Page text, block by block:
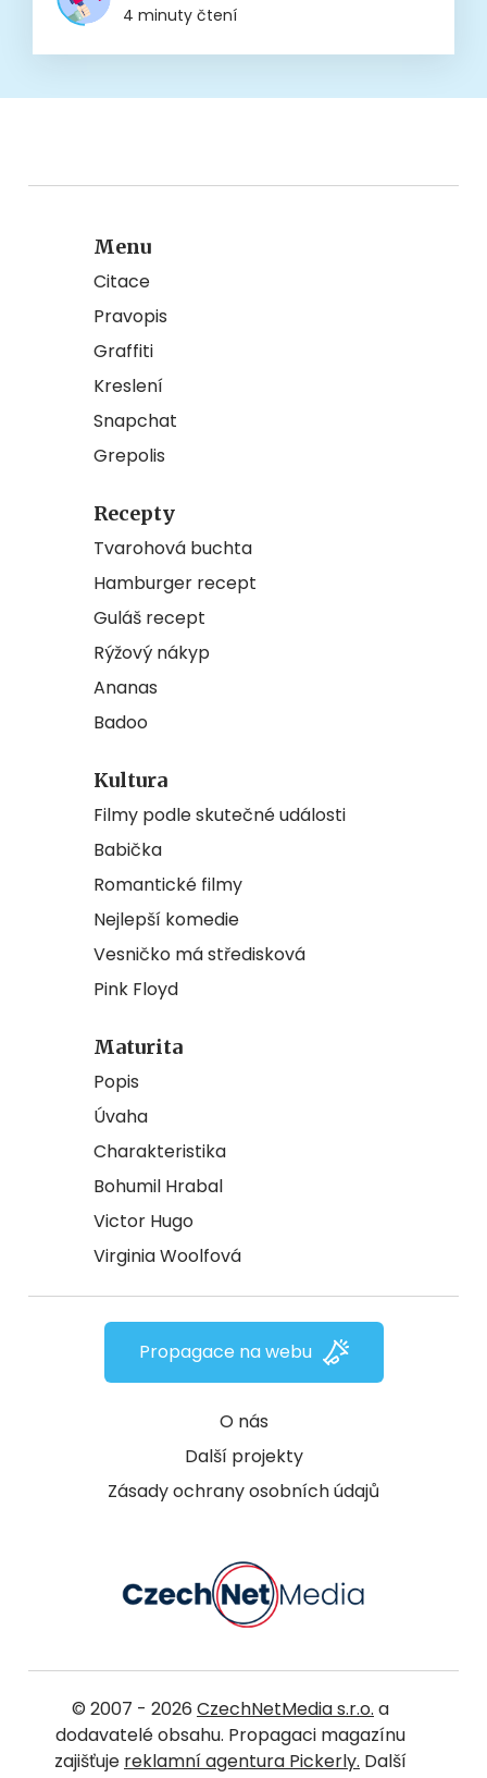
4 minuty čtení
Menu
Citace
Pravopis
Graffiti
Kreslení
Snapchat
Grepolis
Recepty
Tvarohová buchta
Hamburger recept
Guláš recept
Rýžový nákyp
Ananas
Badoo
Kultura
Filmy podle skutečné události
Babička
Romantické filmy
Nejlepší komedie
Vesničko má středisková
Pink Floyd
Maturita
Popis
Úvaha
Charakteristika
Bohumil Hrabal
Victor Hugo
Virginia Woolfová
O nás
Další projekty
Zásady ochrany osobních údajů
Propagace na webu
© 2007 - 2026 CzechNetMedia s.r.o. a
dodavatelé obsahu. Propagaci magazínu
zajišťuje reklamní agentura Pickerly. Další